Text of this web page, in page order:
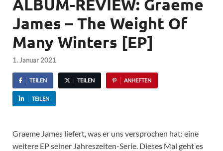
ALBUM-REVIEW: Graeme
James – The Weight Of
Many Winters [EP]
1. Januar 2021
TEILEN TEILEN ANHEFTEN
TEILEN
Graeme James liefert, was er uns versprochen hat: eine
weitere EP seiner Jahreszeiten-Serie. Dieses Mal geht es